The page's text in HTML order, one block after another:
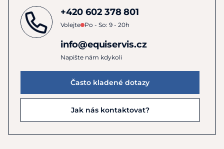
+420 602 378 801
Volejte Po - So: 9 - 20h
info@equiservis.cz
Napište nám kdykoli
Často kladené dotazy
Jak nás kontaktovat?